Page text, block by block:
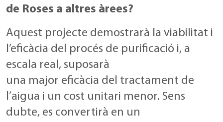
de Roses a altres àrees?
Aquest projecte demostrarà la viabilitat i
l’eficàcia del procés de purificació i, a
escala real, suposarà
una major eficàcia del tractament de
l’aigua i un cost unitari menor. Sens
dubte, es convertirà en un